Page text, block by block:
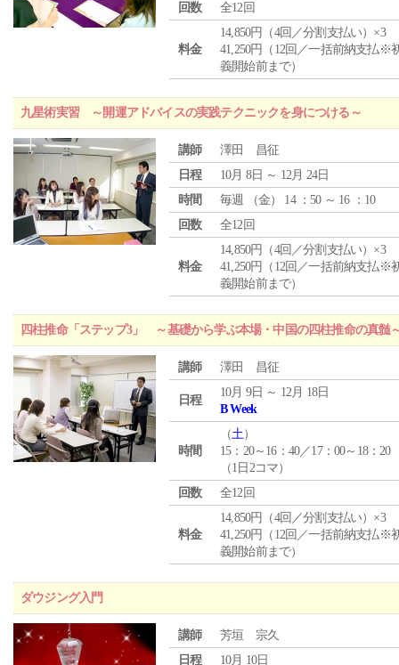
回数
全12回
料金
14,850円（4回／分割支払い）×3
41,250円（12回／一括前納支払※
義開始前まで）
九星術実習 ～開運アドバイスの実践テクニックを身につける～
講師
澤田 昌征
日程
10月 8日 ～ 12月 24日
時間
毎週 （金） 14 ：50 ～ 16 ：10
回数
全12回
料金
14,850円（4回／分割支払い）×3
41,250円（12回／一括前納支払※
義開始前まで）
四柱推命「ステップ3」 ～基礎から学ぶ本場・中国の四柱推命の真髄
講師 澤田 昌征
日程
10月 9日 ～ 12月 18日
B Week
時間
（土）
15：20～16：40／17：00～18：20
（1日2コマ）
回数
全12回
料金
14,850円（4回／分割支払い）×3
41,250円（12回／一括前納支払※
義開始前まで）
ダウジング入門
講師
芳垣 宗久
日程
10月 10日